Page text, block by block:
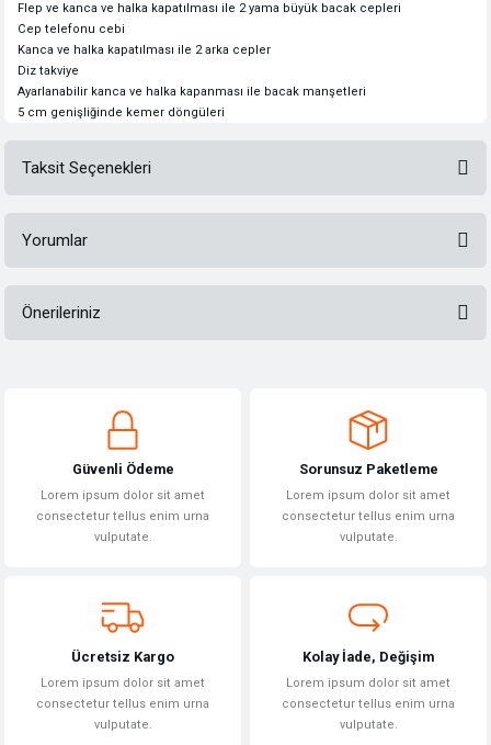
Flep ve kanca ve halka kapatılması ile 2 yama büyük bacak cepleri
Cep telefonu cebi
Kanca ve halka kapatılması ile 2 arka cepler
Diz takviye
Ayarlanabilir kanca ve halka kapanması ile bacak manşetleri
5 cm genişliğinde kemer döngüleri
Taksit Seçenekleri
Yorumlar
Önerileriniz
Görüş ve önerileriniz için teşekkür ederiz.
Ürün açıklamasında eksik bilgiler bulunuyor.
Ürün bilgilerinde hatalar bulunuyor.
Bu ürüne benzer farklı alternatifler olmalı.
Güvenli Ödeme
Lorem ipsum dolor sit amet
consectetur tellus enim urna
vulputate.
Sorunsuz Paketleme
Lorem ipsum dolor sit amet
consectetur tellus enim urna
vulputate.
Ücretsiz Kargo
Lorem ipsum dolor sit amet
consectetur tellus enim urna
vulputate.
Kolay İade, Değişim
Lorem ipsum dolor sit amet
consectetur tellus enim urna
vulputate.